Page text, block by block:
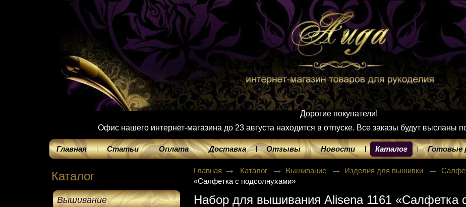
Дорогие покупатели!
Офис нашего интернет-магазина до 23 августа находится в отпуске. Все заказы будут высланы
Главная Статьи Оплата Доставка Отзывы Новости Каталог Готовые
Каталог
Вышивание
Главная Каталог Вышивание Изделия для вышивки
«Салфетка с подсолнухами»
Набор для вышивания Alisena 1161 «Салфетка